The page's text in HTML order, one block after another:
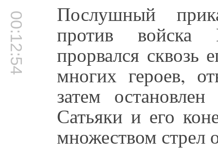
00:12:54 Послушный
против войска
прорвался сквозь
многих героев,
затем
Сатьяки и его
множеством стрел